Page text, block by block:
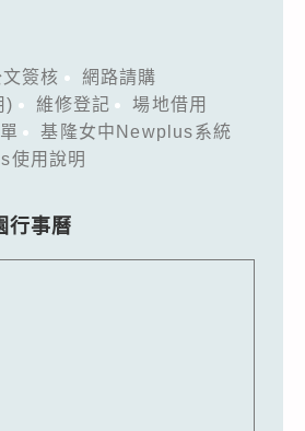
文簽核
網路請購
)
維修登記
場地借用
基隆女中Newplus系統
使用說明
行事曆